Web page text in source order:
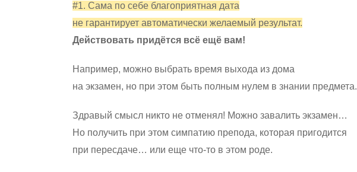
#1. Сама по себе благоприятная дата
не гарантирует автоматически желаемый результат.
Действовать придётся всё ещё вам!
Например, можно выбрать время выхода из дома
на экзамен, но при этом быть полным нулем в знании предмета.
Здравый смысл никто не отменял! Можно завалить экзамен…
Но получить при этом симпатию препода, которая пригодится
при пересдаче… или еще что-то в этом роде.